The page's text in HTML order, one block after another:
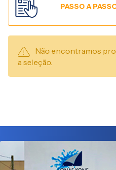
Não encontramos
a seleção.
PASSO A